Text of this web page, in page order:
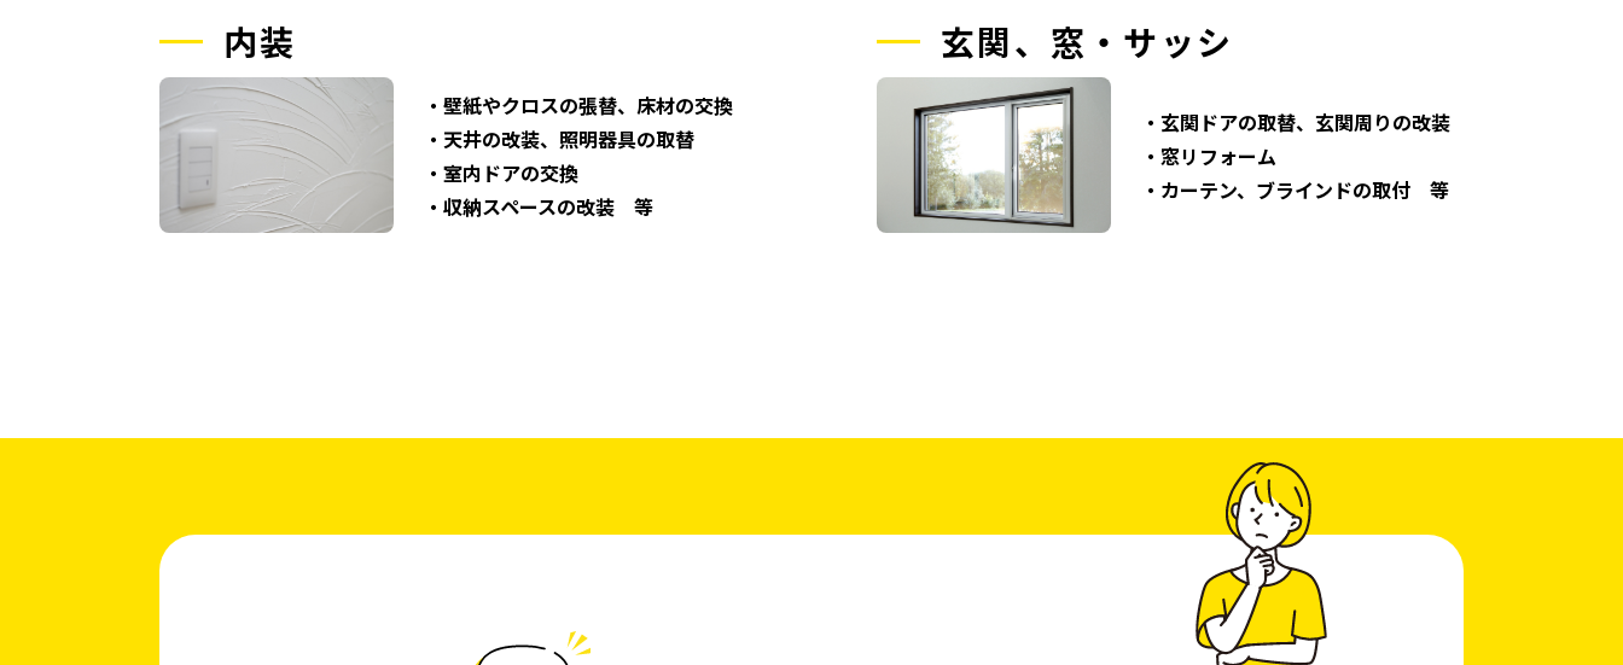
内装
・壁紙やクロスの張替、床材の交換
・天井の改装、照明器具の取替
・室内ドアの交換
・収納スペースの改装 等
玄関、窓・サッシ
・玄関ドアの取替、玄関周りの改装
・窓リフォーム
・カーテン、ブラインドの取付 等